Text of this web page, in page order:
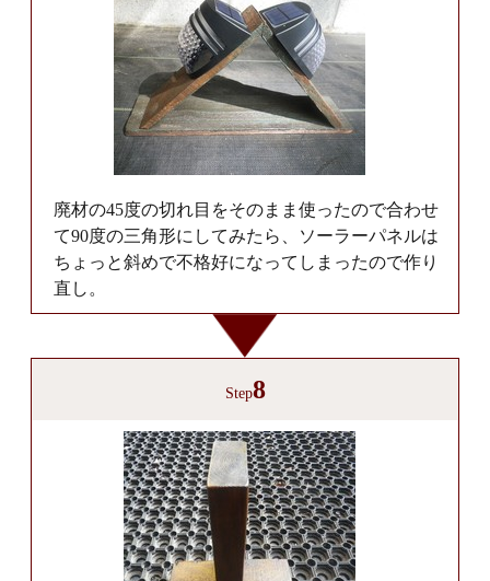
廃材の45度の切れ目をそのまま使ったので合わせ
て90度の三角形にしてみたら、ソーラーパネルは
ちょっと斜めで不格好になってしまったので作り
直し。
Step8